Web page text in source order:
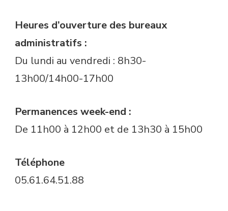
Heures d’ouverture des bureaux
administratifs :
Du lundi au vendredi : 8h30-
13h00/14h00-17h00
Permanences week-end :
De 11h00 à 12h00 et de 13h30 à 15h00
Téléphone
05.61.64.51.88